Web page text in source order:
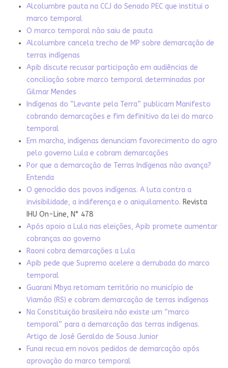
Alcolumbre pauta na CCJ do Senado PEC que institui o
marco temporal
O marco temporal não saiu de pauta
Alcolumbre cancela trecho de MP sobre demarcação de
terras indígenas
Apib discute recusar participação em audiências de
conciliação sobre marco temporal determinadas por
Gilmar Mendes
Indígenas do “Levante pela Terra” publicam Manifesto
cobrando demarcações e fim definitivo da lei do marco
temporal
Em marcha, indígenas denunciam favorecimento do agro
pelo governo Lula e cobram demarcações
Por que a demarcação de Terras Indígenas não avança?
Entenda
O genocídio dos povos indígenas. A luta contra a
invisibilidade, a indiferença e o aniquilamento. Revista
IHU On-Line, N° 478
Após apoio a Lula nas eleições, Apib promete aumentar
cobranças ao governo
Raoni cobra demarcações a Lula
Apib pede que Supremo acelere a derrubada do marco
temporal
Guarani Mbya retomam território no município de
Viamão (RS) e cobram demarcação de terras indígenas
Na Constituição brasileira não existe um “marco
temporal” para a demarcação das terras indígenas.
Artigo de José Geraldo de Sousa Junior
Funai recua em novos pedidos de demarcação após
aprovação do marco temporal